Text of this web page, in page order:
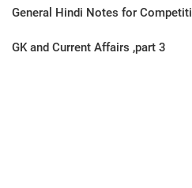
General Hindi Notes for
GK and Current Affairs ,part 3